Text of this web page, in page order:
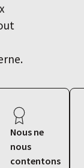
Nous ne
nous
contentons